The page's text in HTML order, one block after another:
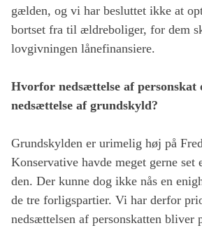
gælden, og vi har besluttet ikke at
bortset fra til ældreboliger, for dem
lovgivningen lånefinansiere.
Hvorfor nedsættelse af personskat
nedsættelse af grundskyld?
Grundskylden er urimelig høj på
Konservative havde meget gerne set
den. Der kunne dog ikke nås en
de tre forligspartier. Vi har derfor
nedsættelsen af personskatten bliver